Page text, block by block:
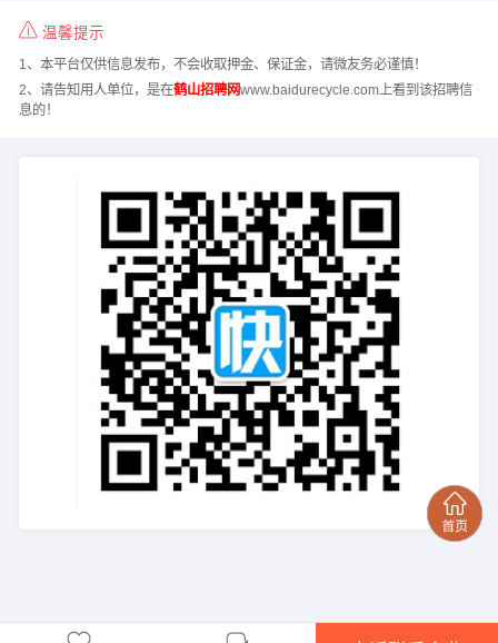
温馨提示
1、本平台仅供信息发布，不会收取押金、保证金，请微友务必谨慎！
2、请告知用人单位，是在鹤山招聘网www.baidurecycle.com上看到该招聘信
息的！